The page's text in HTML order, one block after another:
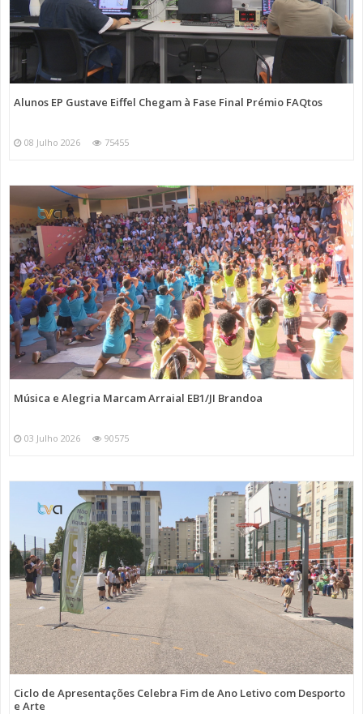
Alunos EP Gustave Eiffel Chegam à Fase Final Prémio FAQtos
08 Julho 2026 75455
Música e Alegria Marcam Arraial EB1/JI Brandoa
03 Julho 2026 90575
Ciclo de Apresentações Celebra Fim de Ano Letivo com Desporto
e Arte